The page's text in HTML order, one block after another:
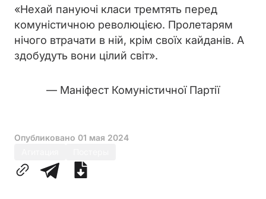
«Нехай пануючі класи тремтять перед
комуністичною революцією. Пролетарям
нічого втрачати в ній, крім своїх кайданів. А
здобудуть вони цілий світ».
— Маніфест Комуністичної Партії
Опубликовано 01 мая 2024